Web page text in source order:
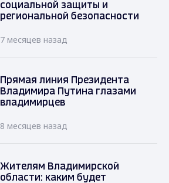
социальной защиты и
региональной безопасности
7 месяцев назад
Прямая линия Президента
Владимира Путина глазами
владимирцев
8 месяцев назад
Жителям Владимирской
области: каким будет